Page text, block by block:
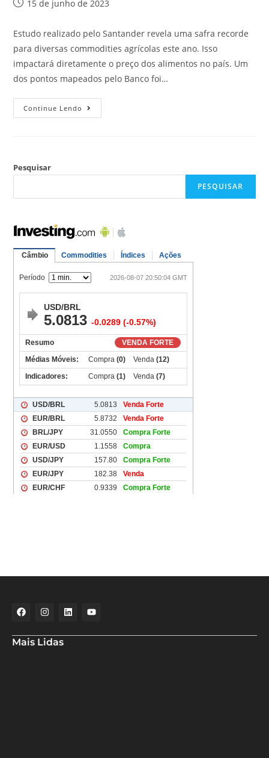
15 de junho de 2023
Estudo realizado pelo Santander revela uma safra recorde
para diversas commodities agrícolas este ano. Isso
impactará diretamente o preço dos alimentos no país. Um
dos pontos mapeados pelo Banco foi…
Continue Lendo
Pesquisar
PESQUISAR
Mais Lidas